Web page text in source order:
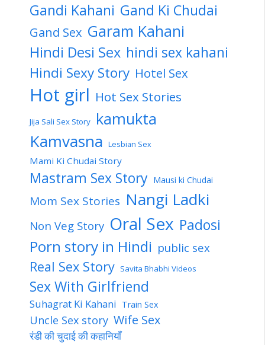
Gandi Kahani Gand Ki Chudai
Gand Sex Garam Kahani
Hindi Desi Sex hindi sex kahani
Hindi Sexy Story Hotel Sex
Hot girl Hot Sex Stories
Jija Sali Sex Story kamukta
Kamvasna Lesbian Sex
Mami Ki Chudai Story
Mastram Sex Story Mausi ki Chudai
Mom Sex Stories Nangi Ladki
Non Veg Story Oral Sex Padosi
Porn story in Hindi public sex
Real Sex Story Savita Bhabhi Videos
Sex With Girlfriend
Suhagrat Ki Kahani Train Sex
Uncle Sex story Wife Sex
रंडी की चुदाई की कहानियाँ